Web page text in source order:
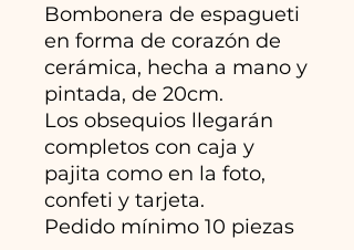
Bombonera de espagueti
en forma de corazón de
cerámica, hecha a mano y
pintada, de 20cm.
Los obsequios llegarán
completos con caja y
pajita como en la foto,
confeti y tarjeta.
Pedido mínimo 10 piezas